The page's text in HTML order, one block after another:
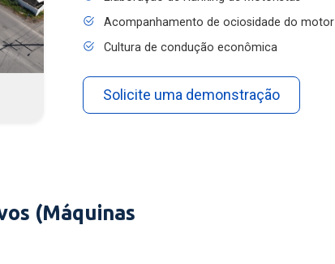
Acompanhamento de ociosidade do motor
Cultura de condução econômica
Solicite uma demonstração
(Máquinas